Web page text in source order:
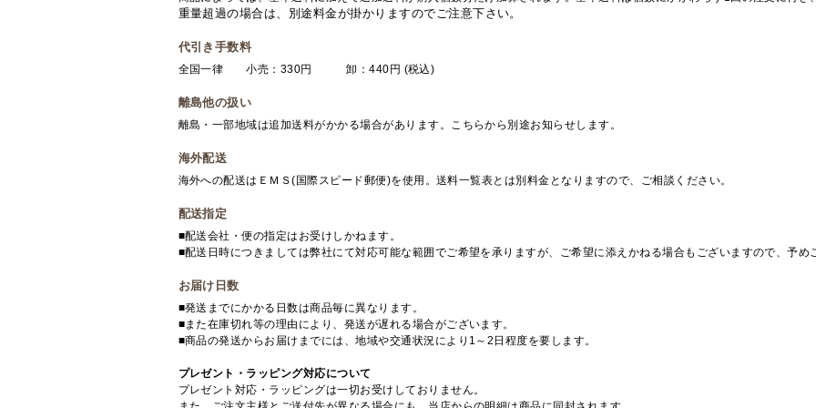
重量超過の場合は、別途料金が掛かりますのでご注意下さい。
代引き手数料
全国一律 小売：330円 卸：440円 (税込)
離島他の扱い
離島・一部地域は追加送料がかかる場合があります。こちらから別途お知らせします。
海外配送
海外への配送はＥＭＳ(国際スピード郵便)を使用。送料一覧表とは別料金となりますので、ご相談ください。
配送指定
■配送会社・便の指定はお受けしかねます。
■配送日時につきましては弊社にて対応可能な範囲でご希望を承りますが、ご希望に添えかねる場合もございますので、予め
お届け日数
■発送までにかかる日数は商品毎に異なります。
■また在庫切れ等の理由により、発送が遅れる場合がございます。
■商品の発送からお届けまでには、地域や交通状況により1～2日程度を要します。
プレゼント・ラッピング対応について
プレゼント対応・ラッピングは一切お受けしておりません。